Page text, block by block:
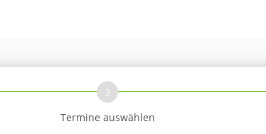
2
Termine auswählen